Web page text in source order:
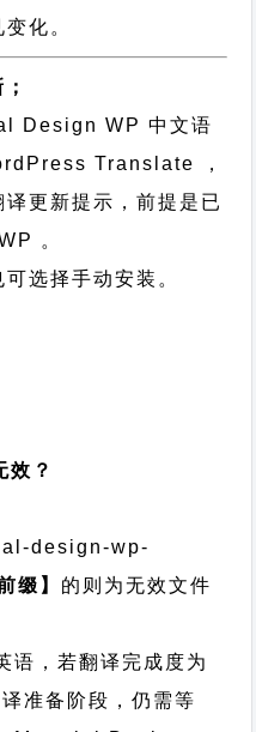
化。
Design WP 中文语
Translate ，
更新提示，前提是已
。
选择手动安装。
效？
design-wp-
缀】 的则为无效文件
语，若翻译完成度为
准备阶段，仍需等